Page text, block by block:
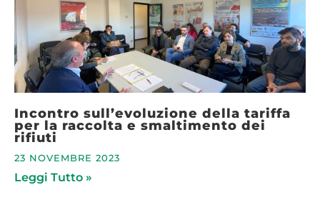
Incontro sull’evoluzione della tariffa
per la raccolta e smaltimento dei
rifiuti
23 NOVEMBRE 2023
Leggi Tutto »